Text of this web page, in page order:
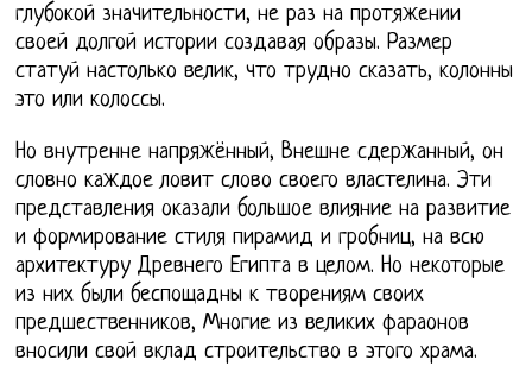
глубокой значительности, не раз на протяжении
своей долгой истории создавая образы. Размер
статуй настолько велик, что трудно сказать, колонны
это или колоссы.
Но внутренне напряжённый, Внешне сдержанный, он
словно каждое ловит слово своего властелина. Эти
представления оказали большое влияние на развитие
и формирование стиля пирамид и гробниц, на всю
архитектуру Древнего Египта в целом. Но некоторые
из них были беспощадны к творениям своих
предшественников, Многие из великих фараонов
вносили свой вклад строительство в этого храма.